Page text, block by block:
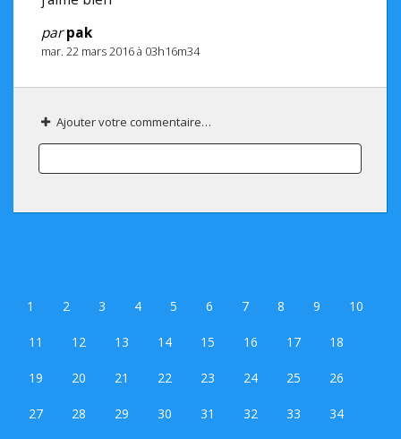
parpak
mar. 22 mars 2016 à 03h16m34
Ajouter votre commentaire…
1 2 3 4 5 6 7 8 9 10
11 12 13 14 15 16 17 18
19 20 21 22 23 24 25 26
27 28 29 30 31 32 33 34